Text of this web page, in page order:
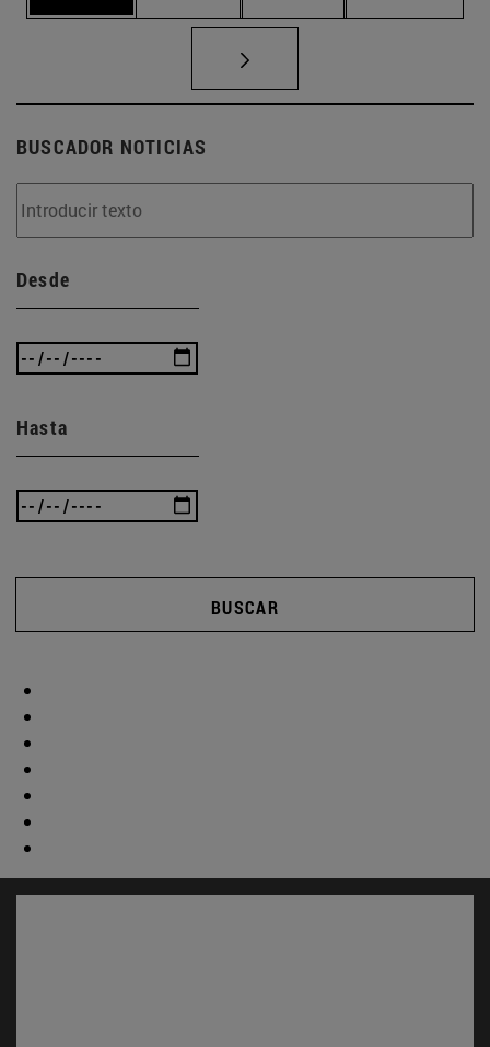
BUSCADOR NOTICIAS
Desde
Hasta
BUSCAR